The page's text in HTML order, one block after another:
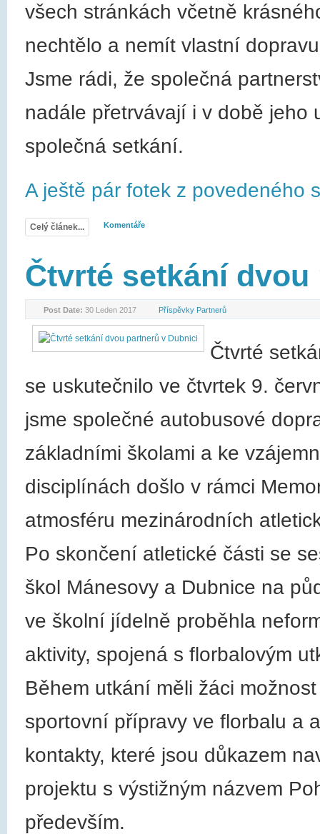
všech stránkách včetně
nechtělo a nemít vlastní
Jsme rádi, že společná
nadále přetrvávají i v době jeho
společná setkání.
A ještě pár fotek z povedeného
Celý článek... Komentáře
Čtvrté setkání
Post Date: 30 Leden 2017 Příspěvky Partnerů
Čtvrté
se uskutečnilo ve čtvrtek 9.
jsme společné autobusové
základními školami a ke
disciplínách došlo v rámci
atmosféru mezinárodních
Po skončení atletické části se
škol Mánesovy a Dubnice na
ve školní jídelně proběhla
aktivity, spojená s florbalovým
Během utkání měli žáci
sportovní přípravy ve florbalu a
kontakty, které jsou důkazem
projektu s výstižným názvem
především.